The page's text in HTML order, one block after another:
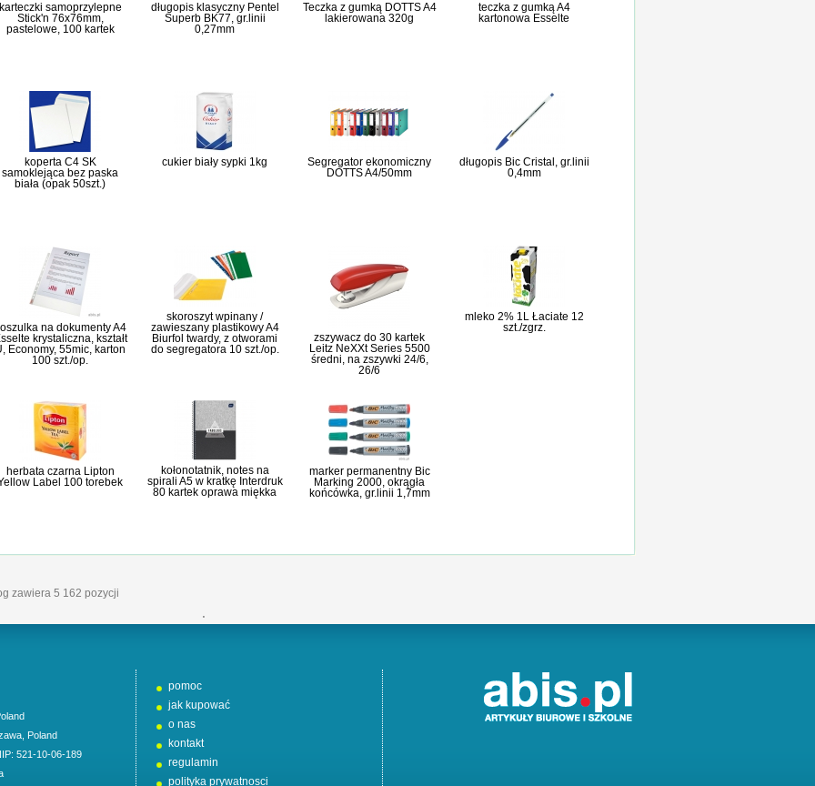
samoprzylepne
Stick'n 76x76mm,
pastelowe, 100 kartek
długopis klasyczny Pentel
Superb BK77, gr.linii
0,27mm
Teczka z gumką DOTTS A4
lakierowana 320g
teczka z gumką A4
kartonowa Esselte
koperta C4 SK
samoklejąca bez paska
biała (opak 50szt.)
cukier biały sypki 1kg
Segregator ekonomiczny
DOTTS A4/50mm
długopis Bic Cristal, gr.linii
0,4mm
na dokumenty A4
krystaliczna, kształt
Economy, 55mic, karton
100 szt./op.
skoroszyt wpinany /
zawieszany plastikowy A4
Biurfol twardy, z otworami
do segregatora 10 szt./op.
zszywacz do 30 kartek
Leitz NeXXt Series 5500
średni, na zszywki 24/6,
26/6
mleko 2% 1L Łaciate 12
szt./zgrz.
herbata czarna Lipton
Label 100 torebek
kołonotatnik, notes na
spirali A5 w kratkę Interdruk
80 kartek oprawa miękka
marker permanentny Bic
Marking 2000, okrągła
końcówka, gr.linii 1,7mm
zawiera 5 162 pozycji
'
Poland
521-10-06-189
pomoc
jak kupować
o nas
kontakt
regulamin
polityka prywatnosci